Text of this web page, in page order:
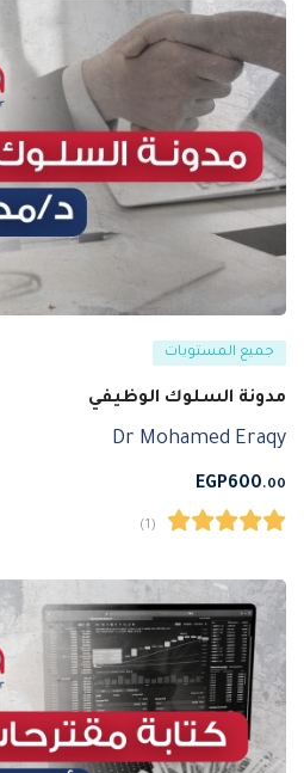
جميع المستويات
مدونة السلوك الوظيفي
Dr Mohamed Eraqy
EGP600.00
(1)